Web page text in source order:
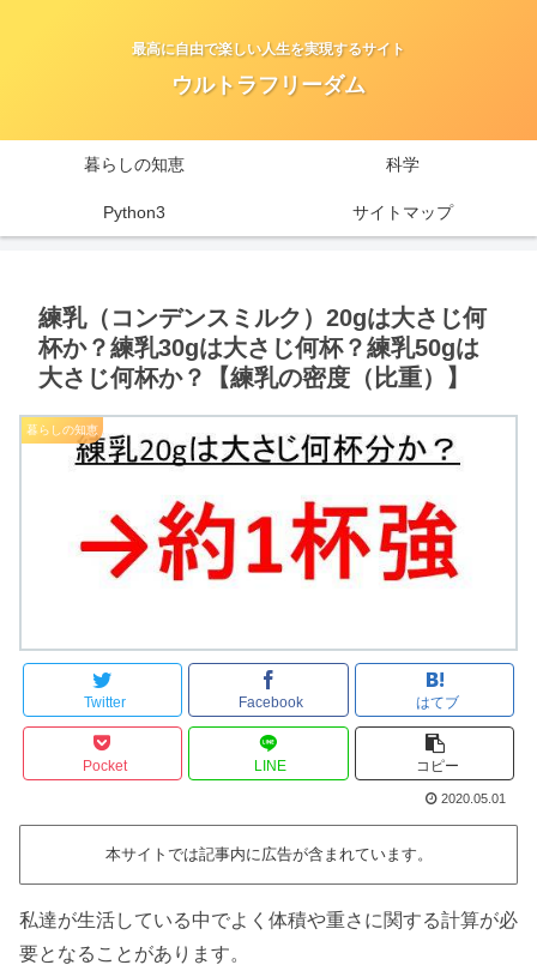
最高に自由で楽しい人生を実現するサイト
ウルトラフリーダム
暮らしの知恵 科学
Python3 サイトマップ
練乳（コンデンスミルク）20gは大さじ何
杯か？練乳30gは大さじ何杯？練乳50gは
大さじ何杯か？【練乳の密度（比重）】
暮らしの知恵
Twitter Facebook はてブ
Pocket LINE コピー
2020.05.01
本サイトでは記事内に広告が含まれています。
私達が生活している中でよく体積や重さに関する計算が必
要となることがあります。